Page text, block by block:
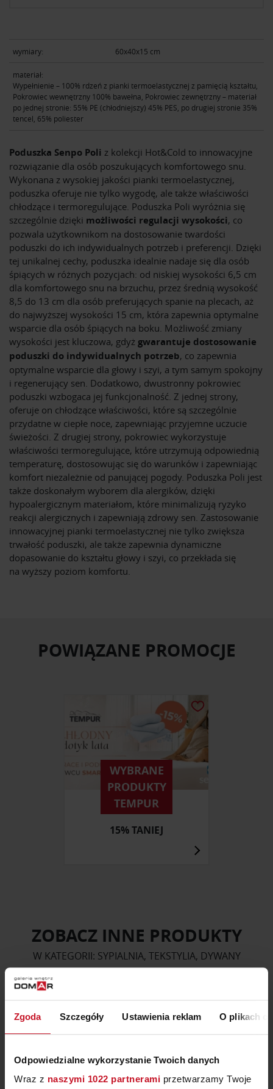
Zgoda Szczegóły Ustawienia reklam O plikach
Odpowiedzialne wykorzystanie Twoich danych
Wraz z naszymi 1022 partnerami przetwarzamy Twoje
wymiary: 60x40x15 cm
materiał:
Wypełnienie – 100% rdzeń z pianki termoelastycznej z pamięcią kształtu,
Pokrowiec wewnętrzny 100% bawełna, Pokrowiec zewnętrzny – materiał
po jednej stronie: 55% PE (chłodniejszy) 45% PES, po drugiej stronie 35%
tencel, 65% poliester
Poduszka Senpo Poli z kolekcji Hot&Cold to innowacyjne
rozwiązanie dla osób poszukujących komfortowego snu.
Wykonana z wysokiej jakości pianki termoelastycznej,
poduszka oferuje nie tylko wygodę, ale także właściwości
chłodzące i termoregulujące. Poduszka Poli wyróżnia się
szczególnie dzięki możliwości regulacji wysokości, co
pozwala użytkownikom na dostosowanie twardości
poduszki do ich indywidualnych potrzeb i preferencji. Dzięki
tej unikalnej cechy, poduszka idealnie nadaje się dla osób
śpiących w różnych pozycjach: od niskiej wysokości 6,5 cm
dla komfortowego snu na brzuchu, przez średnią wysokość
8,5 do 13 cm dla osób preferujących spanie na plecach, aż
do najwyższej wysokości 15 cm, która zapewnia optymalne
wsparcie dla osób śpiących na boku. Możliwość zmiany
wysokości jest kluczowa, gdyż gwarantuje dostosowanie
poduszki do indywidualnych potrzeb, co zapewnia
optymalne wsparcie dla głowy i szyi, a tym samym spokojny
i regenerujący sen. Dodatkowo, dwustronny pokrowiec
poduszki wzbogaca jej funkcjonalność. Z jednej strony,
oferuje on chłodzące właściwości, które są szczególnie
przydatne w ciepłe noce, zapewniając przyjemne uczucie
świeżości. Z drugiej strony, pokrowiec wykorzystuje
właściwości termoregulujące, które utrzymują odpowiednią
temperaturę, dostosowując się do warunków i zapewniając
komfort niezależnie od panującej pogody. Poduszka Poli jest
także doskonałym wyborem dla alergików, dzięki
hypoalergicznym materiałom, które minimalizują ryzyko
reakcji alergicznych i zapewniają zdrowy sen. Zastosowanie
innowacyjnej pianki termoelastycznej nie tylko zwiększa
trwałość poduszki, ale także zapewnia dynamiczne
dopasowanie do kształtu głowy i szyi, co przekłada się
na wyższy poziom komfortu.
POWIĄZANE PROMOCJE
WYBRANE
PRODUKTY
TEMPUR
15% TANIEJ
ZOBACZ INNE PRODUKTY
W KATEGORII: SYPIALNIA, TEKSTYLIA, DYWANY